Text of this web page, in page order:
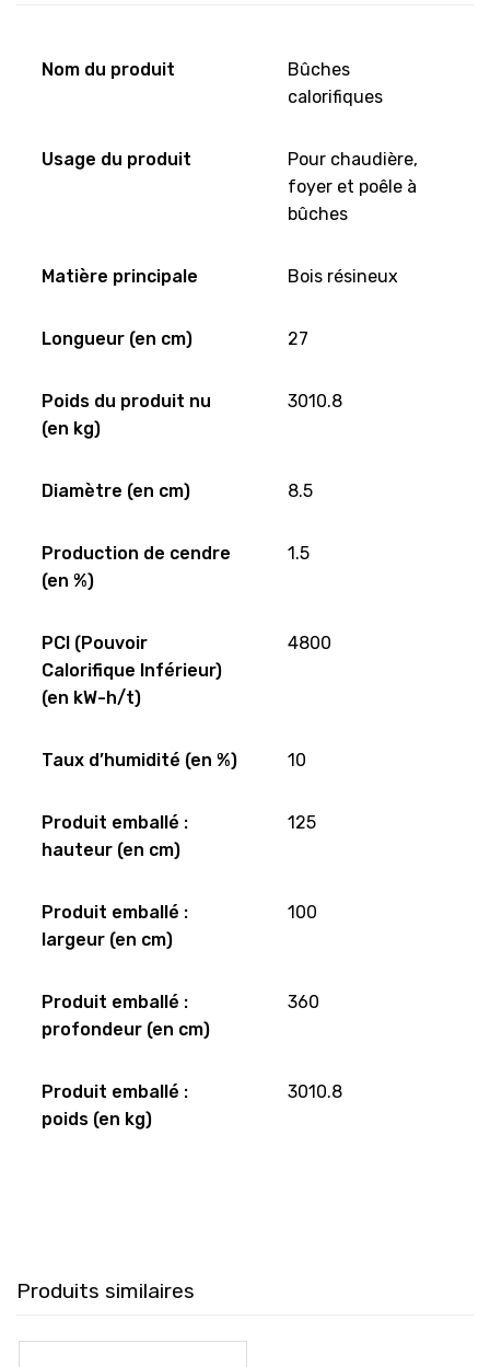
Nom du produit
Bûches
calorifiques
Usage du produit
Pour chaudière,
foyer et poêle à
bûches
Matière principale Bois résineux
Longueur (en cm) 27
Poids du produit nu
(en kg)
3010.8
Diamètre (en cm) 8.5
Production de cendre
(en %)
1.5
PCI (Pouvoir
Calorifique Inférieur)
(en kW-h/t)
4800
Taux d’humidité (en %) 10
Produit emballé :
hauteur (en cm)
125
Produit emballé :
largeur (en cm)
100
Produit emballé :
profondeur (en cm)
360
Produit emballé :
poids (en kg)
3010.8
Produits similaires